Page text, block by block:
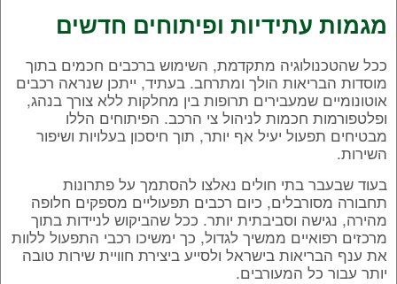
מגמות עתידיות ופיתוחים חדשים
ככל שהטכנולוגיה מתקדמת, השימוש ברכבים חכמים בתוך
מוסדות הבריאות הולך ומתרחב. בעתיד, ייתכן שנראה רכבים
אוטונומיים שמעבירים תרופות בין מחלקות ללא צורך בנהג,
ופלטפורמות חכמות לניהול צי הרכב. הפיתוחים הללו
מבטיחים תפעול יעיל אף יותר, תוך חיסכון בעלויות ושיפור
השירות.
בעוד שבעבר בתי חולים נאלצו להסתמך על פתרונות
תחבורה מסורבלים, כיום רכבים תפעוליים מספקים חלופה
מהירה, נגישה וסביבתית יותר. ככל שהביקוש לניידות בתוך
מרכזים רפואיים ממשיך לגדול, כך ימשיכו רכבי התפעול ללוות
את ענף הבריאות בישראל ולסייע ביצירת חוויית שירות טובה
יותר עבור כל המעורבים.